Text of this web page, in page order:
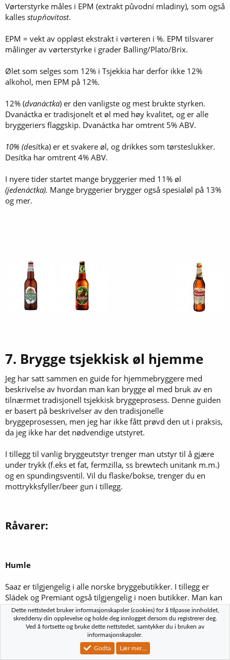
Vørterstyrke måles i EPM (extrakt původní mladiny), som også
kalles stupňovitost.
EPM = vekt av oppløst ekstrakt i vørteren i %. EPM tilsvarer
målinger av vørterstyrke i grader Balling/Plato/Brix.
Ølet som selges som 12% i Tsjekkia har derfor ikke 12%
alkohol, men EPM på 12%.
12% (dvanáctka) er den vanligste og mest brukte styrken.
Dvanáctka er tradisjonelt et øl med høy kvalitet, og er alle
bryggeriers flaggskip. Dvanáctka har omtrent 5% ABV.
10% (desítka) er et svakere øl, og drikkes som tørsteslukker.
Desítka har omtrent 4% ABV.
I nyere tider startet mange bryggerier med 11% øl
(jedenáctka). Mange bryggerier brygger også spesialøl på 13%
og mer.
7. Brygge tsjekkisk øl hjemme
Jeg har satt sammen en guide for hjemmebryggere med
beskrivelse av hvordan man kan brygge øl med bruk av en
tilnærmet tradisjonell tsjekkisk bryggeprosess. Denne guiden
er basert på beskrivelser av den tradisjonelle
bryggeprosessen, men jeg har ikke fått prøvd den ut i praksis,
da jeg ikke har det nødvendige utstyret.
I tillegg til vanlig bryggeutstyr trenger man utstyr til å gjære
under trykk (f.eks et fat, fermzilla, ss brewtech unitank m.m.)
og en spundingsventil. Vil du flaske/bokse, trenger du en
mottrykksfyller/beer gun i tillegg.
Råvarer:​
Humle
Saaz er tilgjengelig i alle norske bryggebutikker. I tillegg er
Sládek og Premiant også tilgjengelig i noen butikker. Man kan
også bruke tyske dual-purpose humlevarianter som Northern
Brewer, Perle, eller Magnum.
Dette nettstedet bruker informasjonskapsler (cookies) for å tilpasse innholdet,
skreddersy din opplevelse og holde deg innlogget dersom du registrerer deg.
Ved å fortsette og bruke dette nettstedet, samtykker du i bruken av
informasjonskapsler.
Godta Lær mer...